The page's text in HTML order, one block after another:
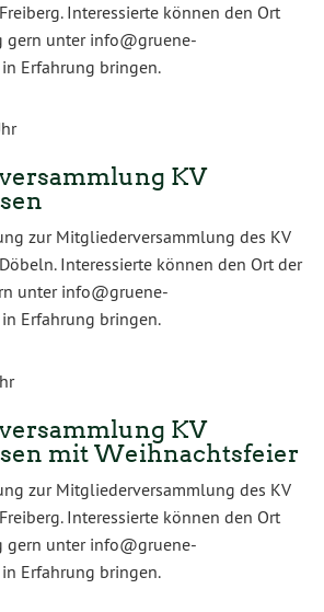
Interessierte können den Ort
gern unter info@gruene-
Erfahrung bringen.
KV
zur Mitgliederversammlung des KV
Interessierte können den Ort der
unter info@gruene-
Erfahrung bringen.
KV
mit Weihnachtsfeier
zur Mitgliederversammlung des KV
Interessierte können den Ort
gern unter info@gruene-
Erfahrung bringen.